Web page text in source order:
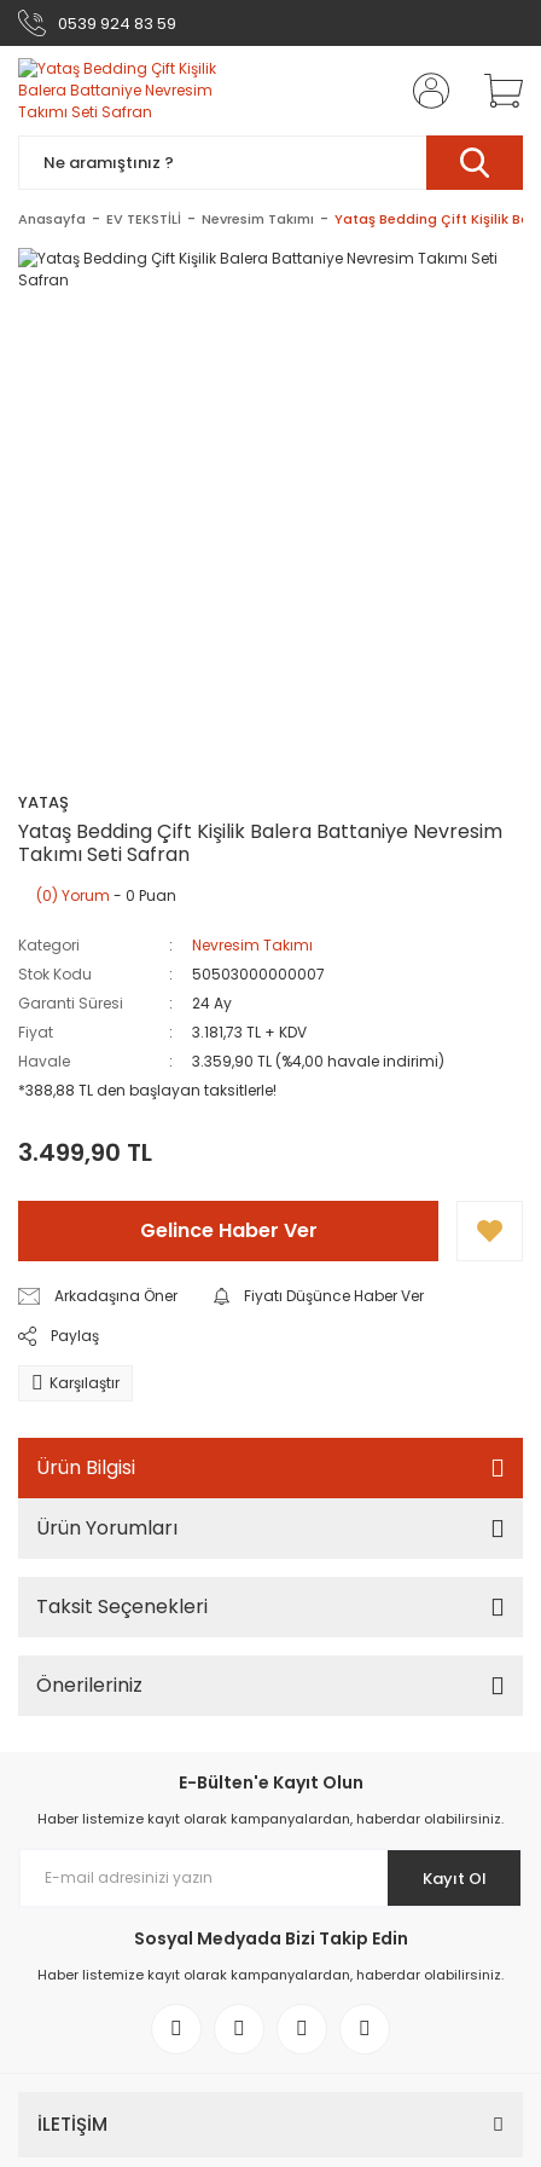
0539 924 83 59
Anasayfa EV TEKSTİLİ Nevresim Takımı Yataş Bedding Çift Kişilik
YATAŞ
Yataş Bedding Çift Kişilik Balera Battaniye Nevresim
Takımı Seti Safran
(0) Yorum - 0 Puan
Kategori
Nevresim Takımı
Stok Kodu
50503000000007
Garanti Süresi
24 Ay
Fiyat
3.181,73 TL + KDV
Havale
3.359,90 TL (%4,00 havale indirimi)
*388,88 TL den başlayan taksitlerle!
3.499,90 TL
Gelince Haber Ver
Arkadaşına Öner
Fiyatı Düşünce Haber Ver
Paylaş
Karşılaştır
Ürün Bilgisi
Ürün Yorumları
Taksit Seçenekleri
Önerileriniz
E-Bülten'e Kayıt Olun
Haber listemize kayıt olarak kampanyalardan, haberdar olabilirsiniz.
Kayıt Ol
Sosyal Medyada Bizi Takip Edin
Haber listemize kayıt olarak kampanyalardan, haberdar olabilirsiniz.
İLETİŞİM